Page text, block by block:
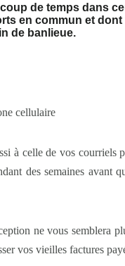
de temps dans
en commun et
de banlieue.
à celle de vos courriels
des semaines avant
ne vous semblera
vos vieilles factures